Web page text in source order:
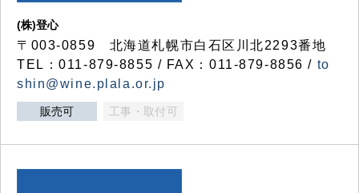
(株)登心
〒003-0859 北海道札幌市白石区川北2293番地
TEL：011-879-8855 / FAX：011-879-8856 / to
shin@wine.plala.or.jp
販売可 工事・取付可